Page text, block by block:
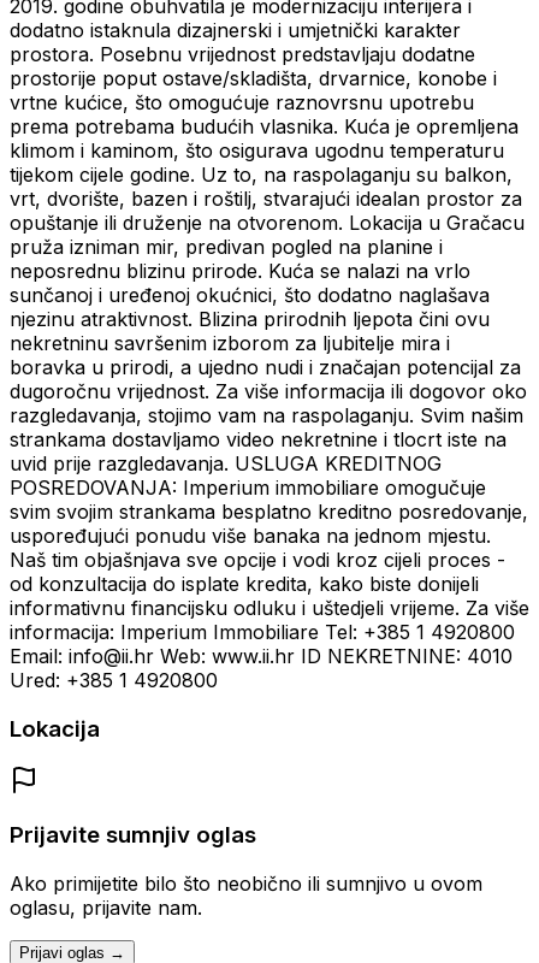
2019. godine obuhvatila je modernizaciju interijera i
dodatno istaknula dizajnerski i umjetnički karakter
prostora. Posebnu vrijednost predstavljaju dodatne
prostorije poput ostave/skladišta, drvarnice, konobe i
vrtne kućice, što omogućuje raznovrsnu upotrebu
prema potrebama budućih vlasnika. Kuća je opremljena
klimom i kaminom, što osigurava ugodnu temperaturu
tijekom cijele godine. Uz to, na raspolaganju su balkon,
vrt, dvorište, bazen i roštilj, stvarajući idealan prostor za
opuštanje ili druženje na otvorenom. Lokacija u Gračacu
pruža izniman mir, predivan pogled na planine i
neposrednu blizinu prirode. Kuća se nalazi na vrlo
sunčanoj i uređenoj okućnici, što dodatno naglašava
njezinu atraktivnost. Blizina prirodnih ljepota čini ovu
nekretninu savršenim izborom za ljubitelje mira i
boravka u prirodi, a ujedno nudi i značajan potencijal za
dugoročnu vrijednost. Za više informacija ili dogovor oko
razgledavanja, stojimo vam na raspolaganju. Svim našim
strankama dostavljamo video nekretnine i tlocrt iste na
uvid prije razgledavanja. USLUGA KREDITNOG
POSREDOVANJA: Imperium immobiliare omogučuje
svim svojim strankama besplatno kreditno posredovanje,
uspoređujući ponudu više banaka na jednom mjestu.
Naš tim objašnjava sve opcije i vodi kroz cijeli proces -
od konzultacija do isplate kredita, kako biste donijeli
informativnu financijsku odluku i uštedjeli vrijeme. Za više
informacija: Imperium Immobiliare Tel: +385 1 4920800
Email: info@ii.hr Web: www.ii.hr ID NEKRETNINE: 4010
Ured: +385 1 4920800
Lokacija
Prijavite sumnjiv oglas
Ako primijetite bilo što neobično ili sumnjivo u ovom
oglasu, prijavite nam.
Prijavi oglas →